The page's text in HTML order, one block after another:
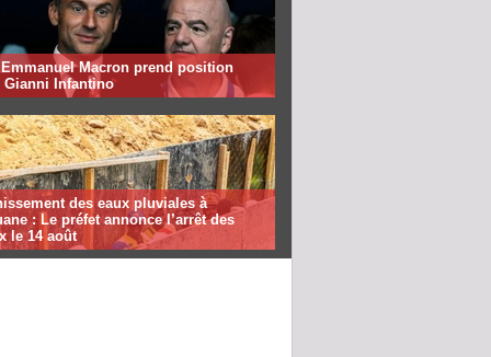
Emmanuel Macron prend position
Gianni Infantino
des eaux pluviales à
: Le préfet annonce l’arrêt des
le 14 août